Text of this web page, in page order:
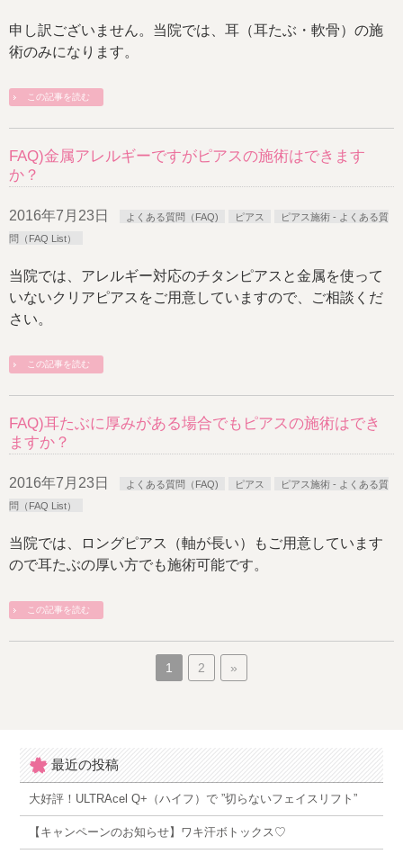
申し訳ございません。当院では、耳（耳たぶ・軟骨）の施
術のみになります。
この記事を読む
FAQ)金属アレルギーですがピアスの施術はできます
か？
2016年7月23日 よくある質問（FAQ) ピアス
ピアス施術 - よくある質
問（FAQ List）
当院では、アレルギー対応のチタンピアスと金属を使って
いないクリアピアスをご用意していますので、ご相談くだ
さい。
この記事を読む
FAQ)耳たぶに厚みがある場合でもピアスの施術はでき
ますか？
2016年7月23日 よくある質問（FAQ) ピアス
ピアス施術 - よくある質
問（FAQ List）
当院では、ロングピアス（軸が長い）もご用意しています
ので耳たぶの厚い方でも施術可能です。
この記事を読む
1 2 »
最近の投稿
大好評！ULTRAcel Q+（ハイフ）で ”切らないフェイスリフト”
【キャンペーンのお知らせ】ワキ汗ボトックス♡